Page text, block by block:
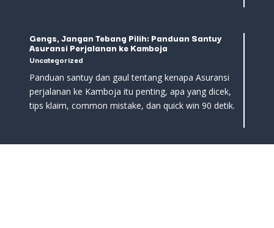
Gengs, Jangan Tebang Pilih: Panduan Santuy
Asuransi Perjalanan ke Kamboja
Uncategorized
Panduan santuy dan gaul tentang kenapa Asuransi
perjalanan ke Kamboja itu penting, apa yang dicek,
tips klaim, common mistake, dan quick win 90 detik.